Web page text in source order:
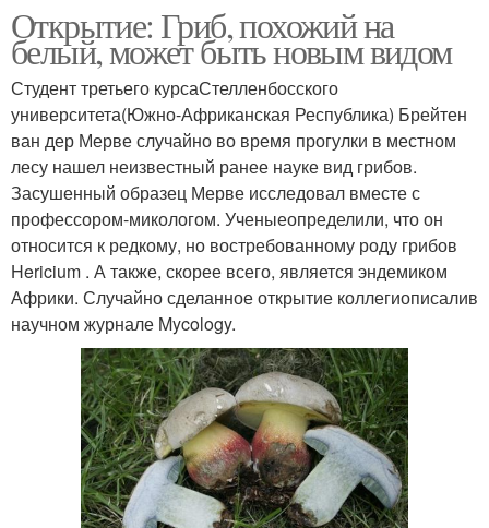
Открытие: Гриб, похожий на
белый, может быть новым видом
Студент третьего курсаСтелленбосского
университета(Южно-Африканская Республика) Брейтен
ван дер Мерве случайно во время прогулки в местном
лесу нашел неизвестный ранее науке вид грибов.
Засушенный образец Мерве исследовал вместе с
профессором-микологом. Ученыеопределили, что он
относится к редкому, но востребованному роду грибов
Hericium . А также, скорее всего, является эндемиком
Африки. Случайно сделанное открытие коллегиописалив
научном журнале Mycology.